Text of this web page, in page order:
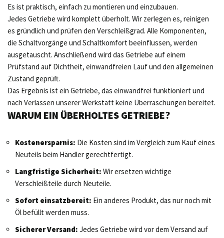
Es ist praktisch, einfach zu montieren und einzubauen.
Jedes Getriebe wird komplett überholt. Wir zerlegen es, reinigen
es gründlich und prüfen den Verschleißgrad. Alle Komponenten,
die Schaltvorgänge und Schaltkomfort beeinflussen, werden
ausgetauscht. Anschließend wird das Getriebe auf einem
Prüfstand auf Dichtheit, einwandfreien Lauf und den allgemeinen
Zustand geprüft.
Das Ergebnis ist ein Getriebe, das einwandfrei funktioniert und
nach Verlassen unserer Werkstatt keine Überraschungen bereitet.
WARUM EIN ÜBERHOLTES GETRIEBE?
Kostenersparnis: Die Kosten sind im Vergleich zum Kauf eines
Neuteils beim Händler gerechtfertigt.
Langfristige Sicherheit: Wir ersetzen wichtige
Verschleißteile durch Neuteile.
Sofort einsatzbereit: Ein anderes Produkt, das nur noch mit
Öl befüllt werden muss.
Sicherer Versand: Jedes Getriebe wird vor dem Versand auf